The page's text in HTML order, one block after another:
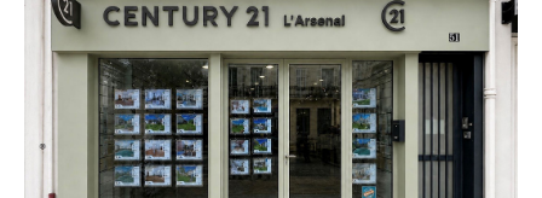
CENTURY 21 L'Arsenal
51 avenue Charles de Gaulle
ROCHEFORT - 17300
Envoyer un message